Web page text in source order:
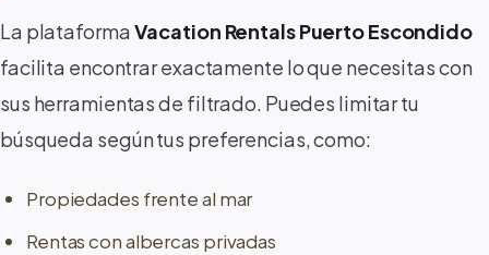
La plataformaVacation Rentals Puerto Escondido
facilita encontrar exactamente lo que necesitas con
sus herramientas de filtrado. Puedes limitar tu
búsqueda según tus preferencias, como:
Propiedades frente al mar
Rentas con albercas privadas